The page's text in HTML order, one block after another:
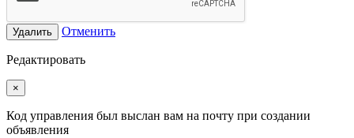
Удалить Отменить
Редактировать
×
Код управления был выслан вам на почту при создании
объявления